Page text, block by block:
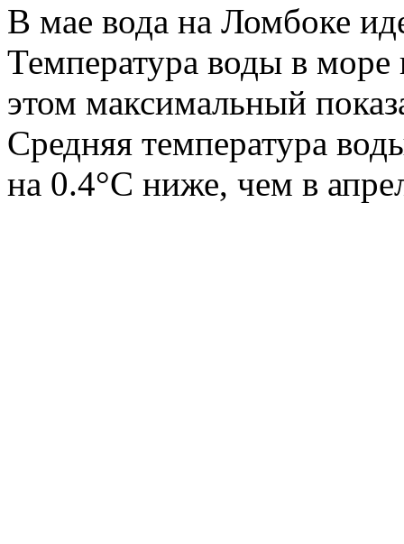
В мае вода на Ломбоке
Температура воды в море
этом максимальный
Средняя температура
на 0.4°C ниже, чем в